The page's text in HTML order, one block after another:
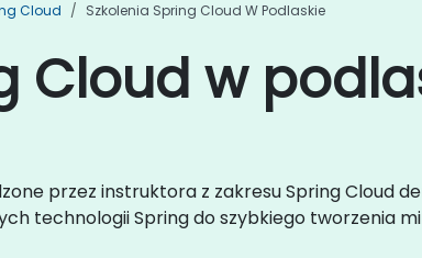
Cloud Szkolenia Spring Cloud W Podlaskie
Cloud w
przez instruktora z zakresu Spring Cloud
technologii Spring do szybkiego tworzenia